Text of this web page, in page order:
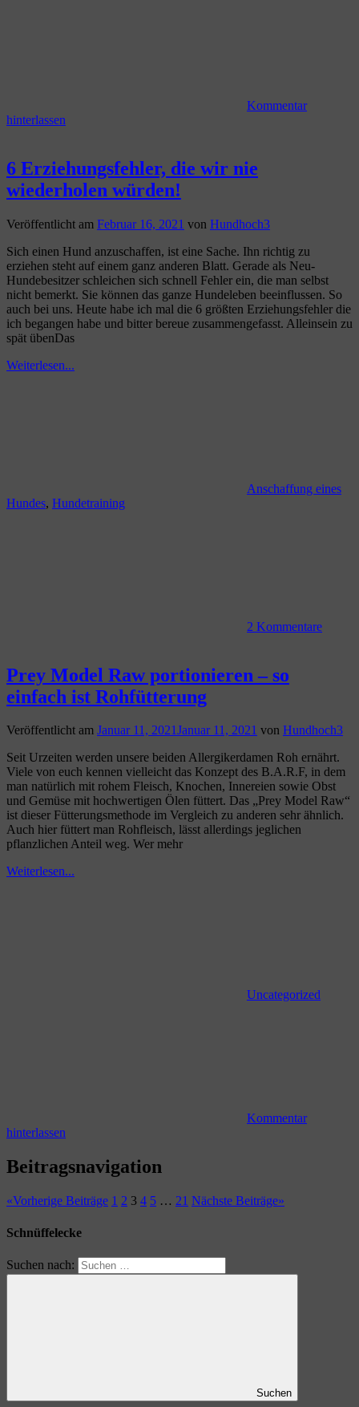
Kommentar
hinterlassen
6 Erziehungsfehler, die wir nie
wiederholen würden!
Veröffentlicht am Februar 16, 2021 von Hundhoch3
Sich einen Hund anzuschaffen, ist eine Sache. Ihn richtig zu
erziehen steht auf einem ganz anderen Blatt. Gerade als Neu-
Hundebesitzer schleichen sich schnell Fehler ein, die man selbst
nicht bemerkt. Sie können das ganze Hundeleben beeinflussen. So
auch bei uns. Heute habe ich mal die 6 größten Erziehungsfehler die
ich begangen habe und bitter bereue zusammengefasst. Alleinsein zu
spät übenDas
Weiterlesen...
Anschaffung eines
Hundes, Hundetraining
2 Kommentare
Prey Model Raw portionieren – so
einfach ist Rohfütterung
Veröffentlicht am Januar 11, 2021Januar 11, 2021 von Hundhoch3
Seit Urzeiten werden unsere beiden Allergikerdamen Roh ernährt.
Viele von euch kennen vielleicht das Konzept des B.A.R.F, in dem
man natürlich mit rohem Fleisch, Knochen, Innereien sowie Obst
und Gemüse mit hochwertigen Ölen füttert. Das „Prey Model Raw“
ist dieser Fütterungsmethode im Vergleich zu anderen sehr ähnlich.
Auch hier füttert man Rohfleisch, lässt allerdings jeglichen
pflanzlichen Anteil weg. Wer mehr
Weiterlesen...
Uncategorized
Kommentar
hinterlassen
Beitragsnavigation
«Vorherige Beiträge 1 2 3 4 5 … 21 Nächste Beiträge»
Schnüffelecke
Suchen nach:
Suchen